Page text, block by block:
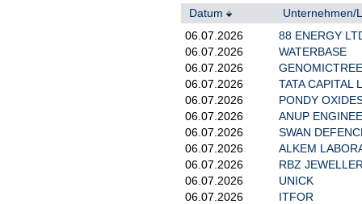
Datum
Unternehmen/
06.07.2026
88 ENERGY
06.07.2026
WATERBASE
06.07.2026
06.07.2026
TATA CAPITAL
06.07.2026
PONDY
06.07.2026
ANUP
06.07.2026
SWAN
06.07.2026
ALKEM
06.07.2026
RBZ
06.07.2026
UNICK
06.07.2026
ITFOR